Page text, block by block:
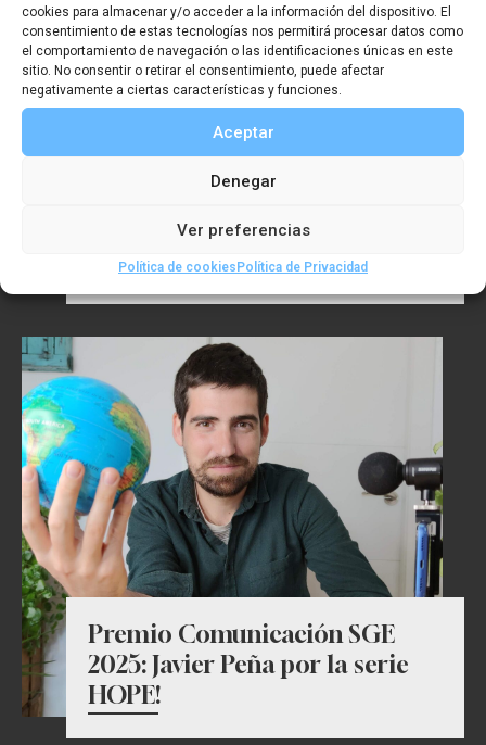
cookies para almacenar y/o acceder a la información del dispositivo. El
consentimiento de estas tecnologías nos permitirá procesar datos como
el comportamiento de navegación o las identificaciones únicas en este
sitio. No consentir o retirar el consentimiento, puede afectar
negativamente a ciertas características y funciones.
Aceptar
Denegar
Ver preferencias
Política de cookies Política de Privacidad
Premio Iniciativa/Empresa SGE
2025: PROYECTO HYPATIA II
Premio Comunicación SGE
2025: Javier Peña por la serie
HOPE!